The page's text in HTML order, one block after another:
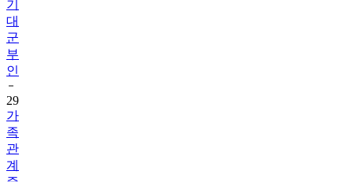
군
부
인
29
가
족
관
계
증
명